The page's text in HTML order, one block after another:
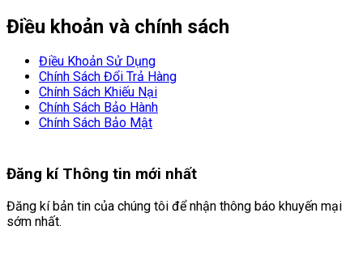
Điều khoản và chính sách
Điều Khoản Sử Dụng
Chính Sách Đổi Trả Hàng
Chính Sách Khiếu Nại
Chính Sách Bảo Hành
Chính Sách Bảo Mật
Đăng kíThông tin mới nhất
Đăng kí bản tin của chúng tôi để nhận thông báo khuyến mại
sớm nhất.